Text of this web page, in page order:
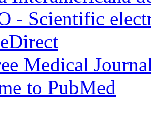
- Scientific
Medical
to PubMed